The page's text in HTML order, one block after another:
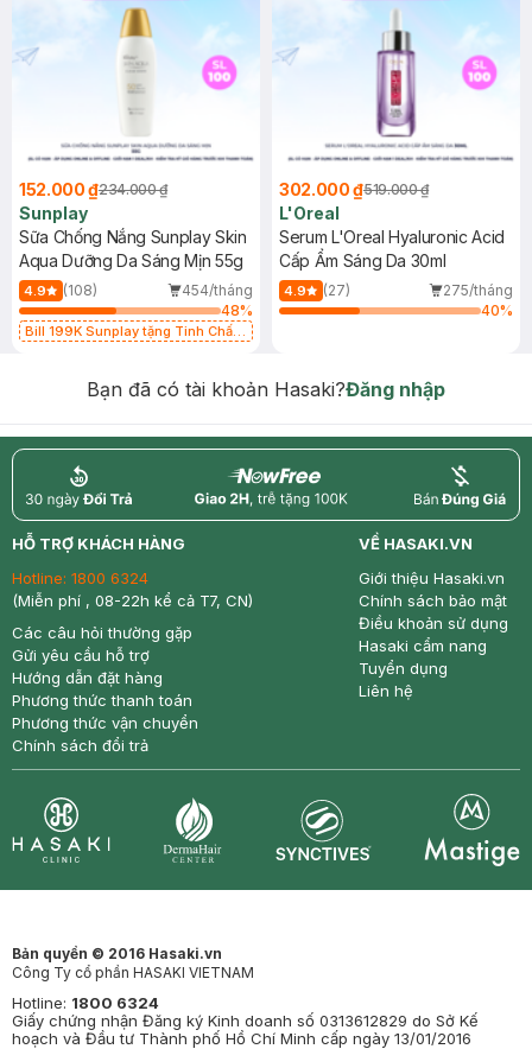
152.000 ₫234.000 ₫
Sunplay
Sữa Chống Nắng Sunplay Skin
Aqua Dưỡng Da Sáng Mịn 55g
4.9 (108)
454/tháng
48%
Bill 199K Sunplay tặng Tinh Chất
302.000 ₫519.000 ₫
L'Oreal
Serum L'Oreal Hyaluronic Acid
Cấp Ẩm Sáng Da 30ml
4.9 (27)
275/tháng
40%
Bạn đã có tài khoản Hasaki?Đăng nhập
return nowfree price
HỖ TRỢ KHÁCH HÀNG
Hotline: 1800 6324
(Miễn phí , 08-22h kể cả T7, CN)
Các câu hỏi thường gặp
Gửi yêu cầu hỗ trợ
Hướng dẫn đặt hàng
Phương thức thanh toán
Phương thức vận chuyển
Chính sách đổi trả
VỀ HASAKI.VN
Giới thiệu Hasaki.vn
Chính sách bảo mật
Điều khoản sử dụng
Hasaki cẩm nang
Tuyển dụng
Liên hệ
Bản quyền © 2016 Hasaki.vn
Công Ty cổ phần HASAKI VIETNAM
Hotline: 1800 6324
Giấy chứng nhận Đăng ký Kinh doanh số 0313612829 do Sở Kế
hoạch và Đầu tư Thành phố Hồ Chí Minh cấp ngày 13/01/2016